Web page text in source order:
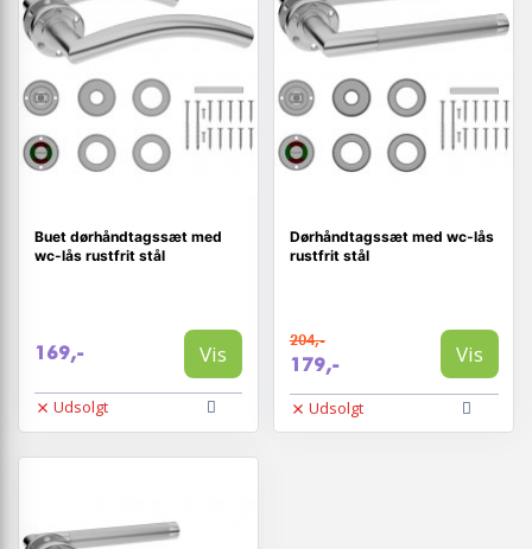
Buet dørhåndtagssæt med
wc-lås rustfrit stål
169,- Vis
Udsolgt
Dørhåndtagssæt med wc-lås
rustfrit stål
204,-
179,- Vis
Udsolgt